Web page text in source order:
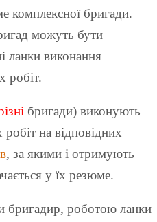
комплексної бригади.
можуть бути
ланки виконання
робіт.
бригади) виконують
робіт на відповідних
, за якими і отримують
у їх резюме.
бригадир, роботою ланки